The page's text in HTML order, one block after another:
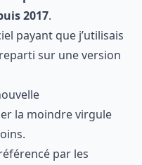
2017.
payant que j’utilisais
sur une version
la moindre virgule
par les